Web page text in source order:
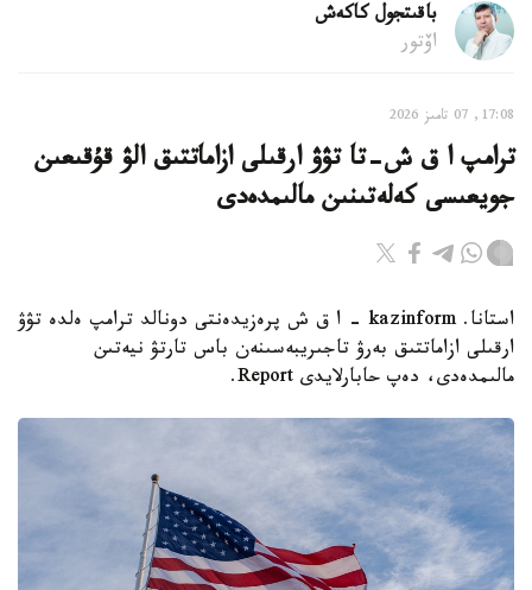
باقىتجول كاكەش
اۆتور
17:08, 07 تامىز 2026
ترامپ ا ق ش-تا تۋۋ ارقىلى ازاماتتىق الۋ قۇقىعىن
جويعىسى كەلەتىنىن مالىمدەدى
استانا. kazinform - ا ق ش پرەزيدەنتى دونالد ترامپ ەلدە تۋۋ
ارقىلى ازاماتتىق بەرۋ تاجىريبەسىنەن باس تارتۋ نيەتىن
مالىمدەدى، دەپ حابارلايدى Report.